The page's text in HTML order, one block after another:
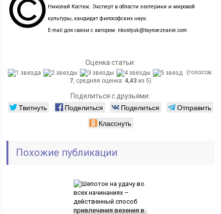
Николай Костюк. Эксперт в области эзотерики и мировой
культуры, кандидат философских наук.
E-mail для связи с автором: nkostyuk@taynoeznanie.com
Оценка статьи:
(голосов:
7, средняя оценка: 4,43из 5)
Поделиться с друзьями:
Твитнуть Поделиться Поделиться
Отправить
Класснуть
Похожие публикации